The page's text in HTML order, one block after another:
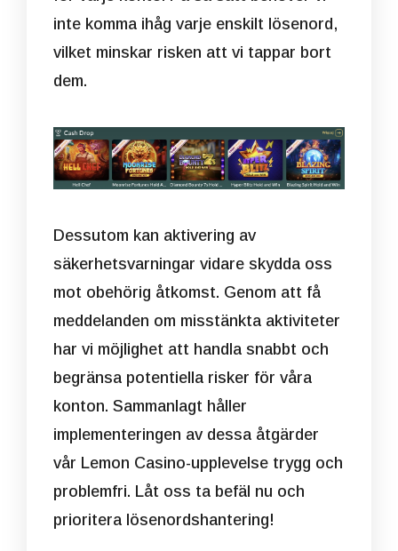
inte komma ihåg varje enskilt lösenord,
vilket minskar risken att vi tappar bort
dem.
Dessutom kan aktivering av
säkerhetsvarningar vidare skydda oss
mot obehörig åtkomst. Genom att få
meddelanden om misstänkta aktiviteter
har vi möjlighet att handla snabbt och
begränsa potentiella risker för våra
konton. Sammanlagt håller
implementeringen av dessa åtgärder
vår Lemon Casino-upplevelse trygg och
problemfri. Låt oss ta befäl nu och
prioritera lösenordshantering!